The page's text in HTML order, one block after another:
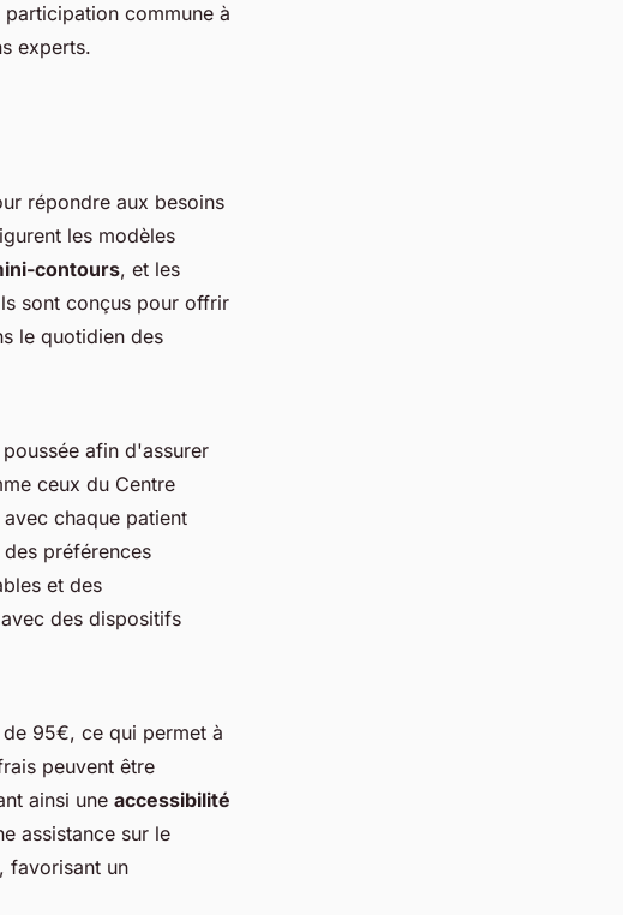
commune à
experts.
répondre aux besoins
les modèles
contours, et les
sont conçus pour offrir
le quotidien des
afin d'assurer
ceux du Centre
chaque patient
préférences
et des
des dispositifs
95€, ce qui permet à
peuvent être
ainsi une accessibilité
assistance sur le
, favorisant un